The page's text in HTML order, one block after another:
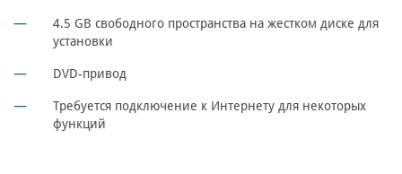
4.5 GB свободного пространства на жестком диске для
установки
DVD-привод
Требуется подключение к Интернету для некоторых
функций